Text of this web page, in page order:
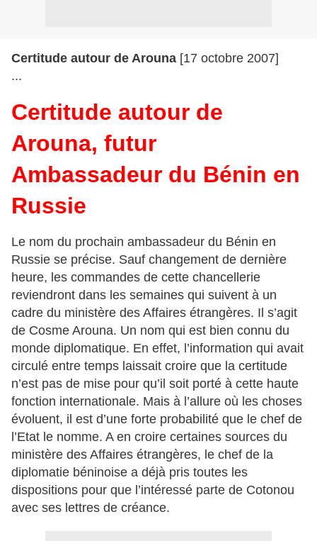
Certitude autour de Arouna [17 octobre 2007]
...
Certitude autour de
Arouna, futur
Ambassadeur du Bénin en
Russie
Le nom du prochain ambassadeur du Bénin en
Russie se précise. Sauf changement de dernière
heure, les commandes de cette chancellerie
reviendront dans les semaines qui suivent à un
cadre du ministère des Affaires étrangères. Il s’agit
de Cosme Arouna. Un nom qui est bien connu du
monde diplomatique. En effet, l’information qui avait
circulé entre temps laissait croire que la certitude
n’est pas de mise pour qu’il soit porté à cette haute
fonction internationale. Mais à l’allure où les choses
évoluent, il est d’une forte probabilité que le chef de
l’Etat le nomme. A en croire certaines sources du
ministère des Affaires étrangères, le chef de la
diplomatie béninoise a déjà pris toutes les
dispositions pour que l’intéressé parte de Cotonou
avec ses lettres de créance.